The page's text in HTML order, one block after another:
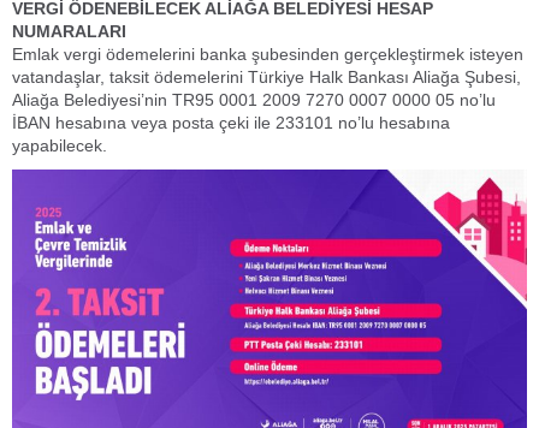
VERGİ ÖDENEBİLECEK ALİAĞA BELEDİYESİ HESAP
NUMARALARI
Emlak vergi ödemelerini banka şubesinden gerçekleştirmek isteyen
vatandaşlar, taksit ödemelerini Türkiye Halk Bankası Aliağa Şubesi,
Aliağa Belediyesi’nin TR95 0001 2009 7270 0007 0000 05 no’lu
İBAN hesabına veya posta çeki ile 233101 no’lu hesabına
yapabilecek.